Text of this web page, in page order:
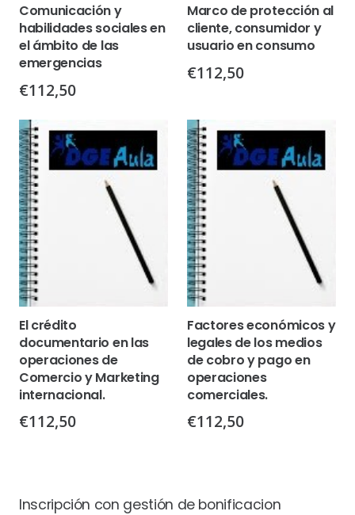
Comunicación y
habilidades sociales en
el ámbito de las
emergencias
€112,50
Marco de protección al
cliente, consumidor y
usuario en consumo
€112,50
El crédito
documentario en las
operaciones de
Comercio y Marketing
internacional.
€112,50
Factores económicos y
legales de los medios
de cobro y pago en
operaciones
comerciales.
€112,50
Inscripción con gestión de bonificacion